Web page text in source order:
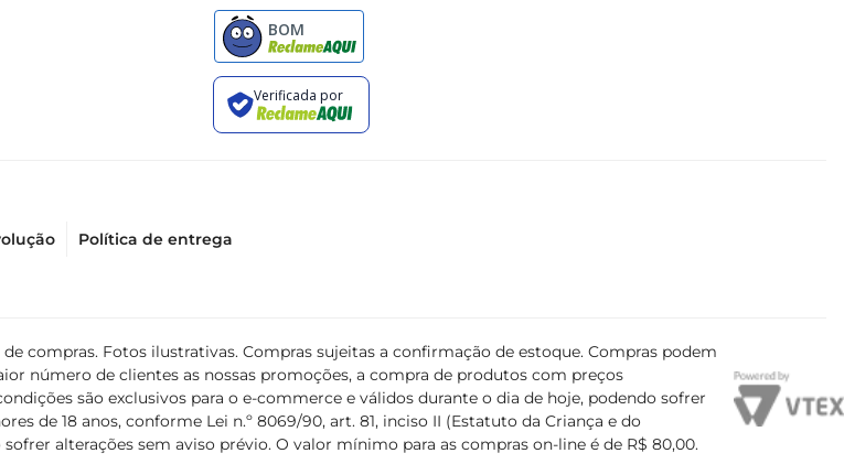
Política de entrega
compras. Fotos ilustrativas. Compras sujeitas a confirmação de estoque. Compras podem
número de clientes as nossas promoções, a compra de produtos com preços
são exclusivos para o e-commerce e válidos durante o dia de hoje, podendo sofrer
de 18 anos, conforme Lei n.º 8069/90, art. 81, inciso II (Estatuto da Criança e do
sofrer alterações sem aviso prévio. O valor mínimo para as compras on-line é de R$ 80,00.